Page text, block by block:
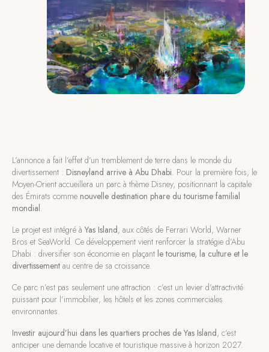
L’annonce a fait l’effet d’un tremblement de terre dans le monde du
divertissement : Disneyland arrive à Abu Dhabi. Pour la première fois, le
Moyen-Orient accueillera un parc à thème Disney, positionnant la capitale
des Émirats comme nouvelle destination phare du tourisme familial
mondial.
Le projet est intégré à Yas Island, aux côtés de Ferrari World, Warner
Bros et SeaWorld. Ce développement vient renforcer la stratégie d’Abu
Dhabi : diversifier son économie en plaçant le tourisme, la culture et le
divertissement au centre de sa croissance.
Ce parc n’est pas seulement une attraction : c’est un levier d’attractivité
puissant pour l’immobilier, les hôtels et les zones commerciales
environnantes.
Investir aujourd’hui dans les quartiers proches de Yas Island, c’est
anticiper une demande locative et touristique massive à horizon 2027.